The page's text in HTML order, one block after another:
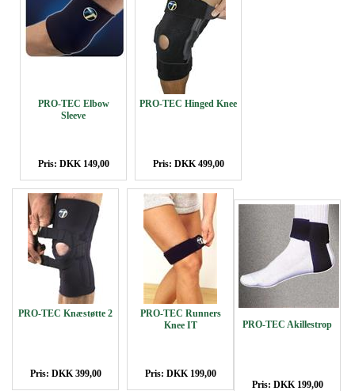
PRO-TEC Elbow
Sleeve
Pris: DKK 149,00
PRO-TEC Hinged Knee
Pris: DKK 499,00
PRO-TEC Knæstøtte 2
Pris: DKK 399,00
PRO-TEC Runners
Knee IT
Pris: DKK 199,00
PRO-TEC Akillestrop
Pris: DKK 199,00